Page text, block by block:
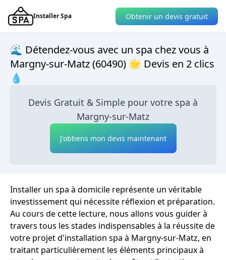
Installer Spa Obtenir un devis gratuit
🌊 Détendez-vous avec un spa chez vous à
Margny-sur-Matz (60490) 🌟 Devis en 2 clics
💧
Devis Gratuit & Simple pour votre spa à
Margny-sur-Matz
J'obtiens mon devis maintenant
Installer un spa à domicile représente un véritable
investissement qui nécessite réflexion et préparation.
Au cours de cette lecture, nous allons vous guider à
travers tous les stades indispensables à la réussite de
votre projet d'installation spa à Margny-sur-Matz, en
traitant particulièrement les éléments principaux à